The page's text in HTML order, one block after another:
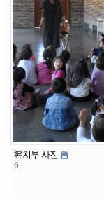
9
6
유치부 사진